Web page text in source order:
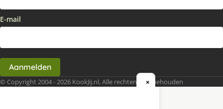
E-mail
Aanmelden
© Copyright 2004 - 2026 KookJij.nl, Alle rechten voorbehouden
×